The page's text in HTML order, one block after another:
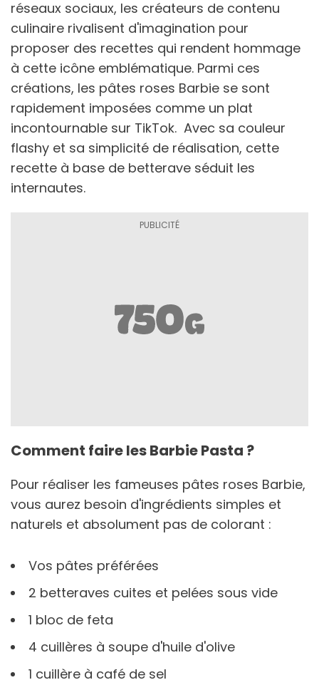
réseaux sociaux, les créateurs de contenu
culinaire rivalisent d'imagination pour
proposer des recettes qui rendent hommage
à cette icône emblématique. Parmi ces
créations, les pâtes roses Barbie se sont
rapidement imposées comme un plat
incontournable sur TikTok. Avec sa couleur
flashy et sa simplicité de réalisation, cette
recette à base de betterave séduit les
internautes.
Comment faire les Barbie Pasta ?
Pour réaliser les fameuses pâtes roses Barbie,
vous aurez besoin d'ingrédients simples et
naturels et absolument pas de colorant :
Vos pâtes préférées
2 betteraves cuites et pelées sous vide
1 bloc de feta
4 cuillères à soupe d'huile d'olive
1 cuillère à café de sel